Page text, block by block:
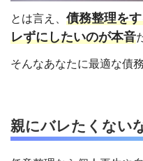
とは言え、 債務整理を
レずにしたいのが本音
そんなあなたに最適な債
親にバレたくない